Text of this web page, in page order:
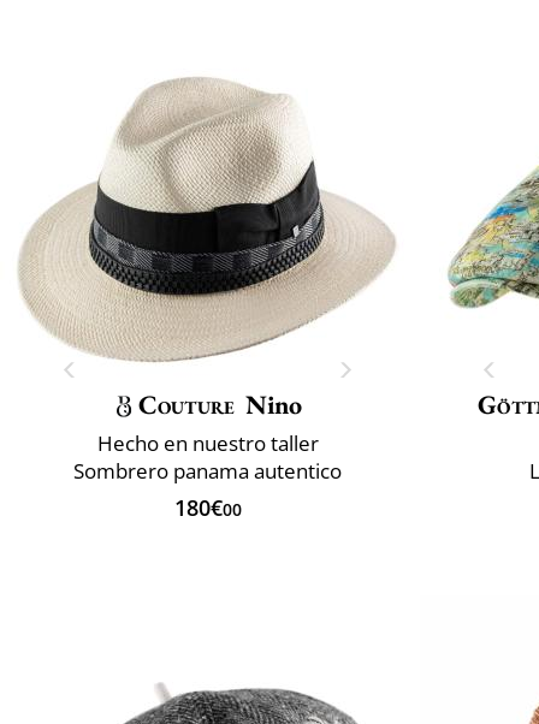
Couture Nino
Hecho en nuestro taller
Sombrero panama autentico
180€00